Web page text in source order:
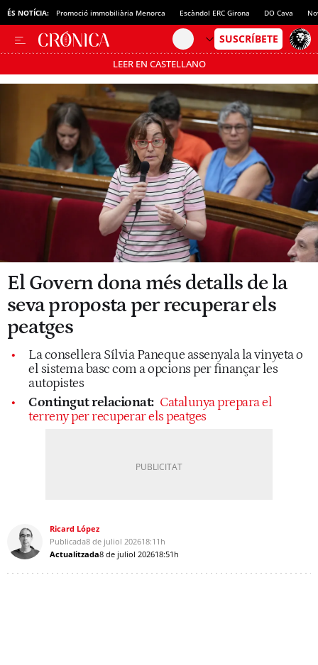
ÉS NOTÍCIA: Promoció immobiliària Menorca Escàndol ERC Girona DO Cava
LEER EN CASTELLANO
Passa’t al mode estalvi
El Govern dona més detalls de la
seva proposta per recuperar els
peatges
La consellera Sílvia Paneque assenyala la vinyeta o
el sistema basc com a opcions per finançar les
autopistes
Contingut relacionat: Catalunya prepara el
terreny per recuperar els peatges
Ricard López
Publicada8 de juliol 202618:11h
Actualitzada8 de juliol 202618:51h